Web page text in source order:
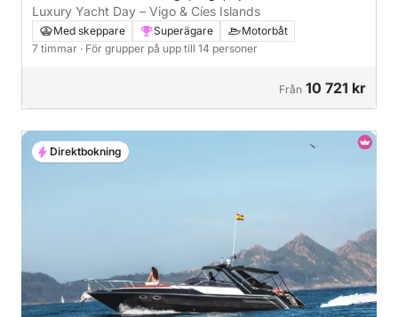
Luxury Yacht Day – Vigo & Cíes Islands
Med skeppare Superägare
Motorbåt
7 timmar · För grupper på upp till 14 personer
Från 10 721 kr
Direktbokning